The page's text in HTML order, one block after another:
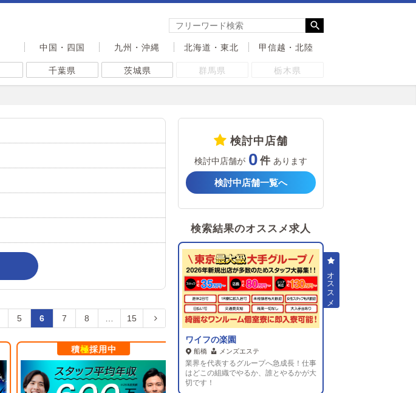
中国・四国 九州・沖縄 北海道・東北 甲信越・北陸
千葉県 茨城県 群馬県 栃木県
5 6 7 8 15
積極採用中 積極採用中
検討中店舗
検討中店舗が 0 あります
検討中店舗一覧へ
検索結果のオススメ求人
ワイフの楽園
船橋 メンズエステ
業界を代表するグループへ急成長！仕事
はどこの組織でやるか、誰とやるかが大
切です！